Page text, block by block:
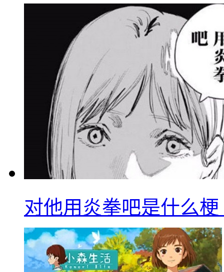
对他用炎拳吧是什么